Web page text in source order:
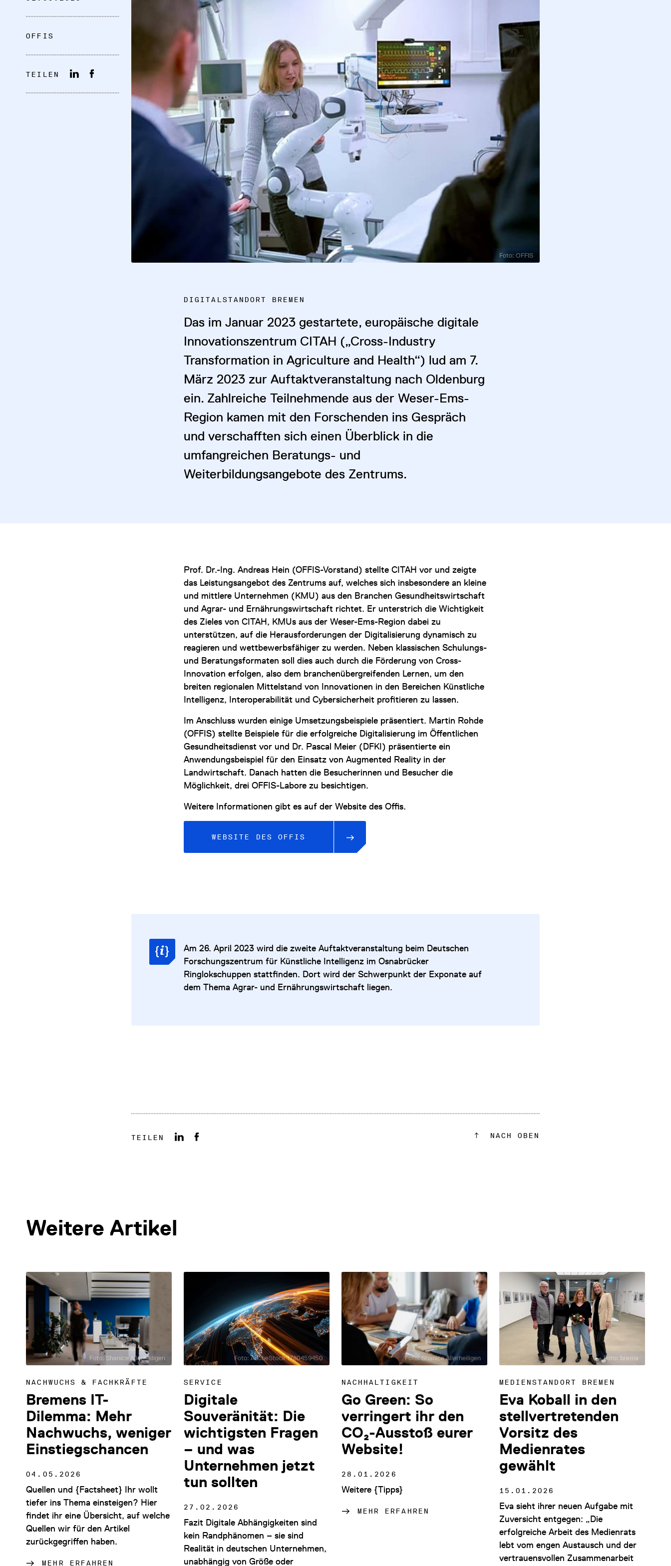
OFFIS
TEILEN
Foto: OFFIS
DIGITALSTANDORT BREMEN
Das im Januar 2023 gestartete, europäische digitale
Innovationszentrum CITAH („Cross-Industry
Transformation in Agriculture and Health“) lud am 7.
März 2023 zur Auftaktveranstaltung nach Oldenburg
ein. Zahlreiche Teilnehmende aus der Weser-Ems-
Region kamen mit den Forschenden ins Gespräch
und verschafften sich einen Überblick in die
umfangreichen Beratungs- und
Weiterbildungsangebote des Zentrums.
Prof. Dr.-Ing. Andreas Hein (OFFIS-Vorstand) stellte CITAH vor und zeigte
das Leistungsangebot des Zentrums auf, welches sich insbesondere an kleine
und mittlere Unternehmen (KMU) aus den Branchen Gesundheitswirtschaft
und Agrar- und Ernährungswirtschaft richtet. Er unterstrich die Wichtigkeit
des Zieles von CITAH, KMUs aus der Weser-Ems-Region dabei zu
unterstützen, auf die Herausforderungen der Digitalisierung dynamisch zu
reagieren und wettbewerbsfähiger zu werden. Neben klassischen Schulungs-
und Beratungsformaten soll dies auch durch die Förderung von Cross-
Innovation erfolgen, also dem branchenübergreifenden Lernen, um den
breiten regionalen Mittelstand von Innovationen in den Bereichen Künstliche
Intelligenz, Interoperabilität und Cybersicherheit profitieren zu lassen.
Im Anschluss wurden einige Umsetzungsbeispiele präsentiert. Martin Rohde
(OFFIS) stellte Beispiele für die erfolgreiche Digitalisierung im Öffentlichen
Gesundheitsdienst vor und Dr. Pascal Meier (DFKI) präsentierte ein
Anwendungsbeispiel für den Einsatz von Augmented Reality in der
Landwirtschaft. Danach hatten die Besucherinnen und Besucher die
Möglichkeit, drei OFFIS-Labore zu besichtigen.
Weitere Informationen gibt es auf der Website des Offis.
WEBSITE DES OFFIS
Am 26. April 2023 wird die zweite Auftaktveranstaltung beim Deutschen
Forschungszentrum für Künstliche Intelligenz im Osnabrücker
Ringlokschuppen stattfinden. Dort wird der Schwerpunkt der Exponate auf
dem Thema Agrar- und Ernährungswirtschaft liegen.
TEILEN NACH OBEN
Weitere Artikel
Foto: Shanice Allerheiligen
NACHWUCHS & FACHKRÄFTE
Bremens IT-
Dilemma: Mehr
Nachwuchs, weniger
Einstiegschancen
04.05.2026
Quellen und {Factsheet} Ihr wollt
tiefer ins Thema einsteigen? Hier
findet ihr eine Übersicht, auf welche
Quellen wir für den Artikel
zurückgegriffen haben.
MEHR ERFAHREN
Foto: AdobeStock 1780459450
SERVICE
Digitale
Souveränität: Die
wichtigsten Fragen
– und was
Unternehmen jetzt
tun sollten
27.02.2026
Fazit Digitale Abhängigkeiten sind
kein Randphänomen – sie sind
Realität in deutschen Unternehmen,
unabhängig von Größe oder
Foto: Shanice Allerheiligen
NACHHALTIGKEIT
Go Green: So
verringert ihr den
CO₂-Ausstoß eurer
Website!
28.01.2026
Weitere {Tipps}
MEHR ERFAHREN
Foto: brema
MEDIENSTANDORT BREMEN
Eva Koball in den
stellvertretenden
Vorsitz des
Medienrates
gewählt
15.01.2026
Eva sieht ihrer neuen Aufgabe mit
Zuversicht entgegen: „Die
erfolgreiche Arbeit des Medienrats
lebt vom engen Austausch und der
vertrauensvollen Zusammenarbeit